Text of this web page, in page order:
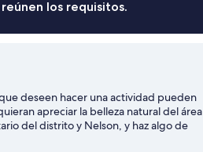
los requisitos.
deseen hacer una actividad pueden
apreciar la belleza natural del área
del distrito y Nelson, y haz algo de
Diviértete en las montañas con pistas